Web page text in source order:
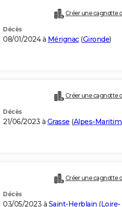
Créer une cagnotte
Décès
08/01/2024 à Mérignac(Gironde)
Créer une cagnotte
Décès
21/06/2023 à Grasse (Alpes-
Créer une cagnotte
Décès
03/05/2023 à Saint-Herblain (Loire-